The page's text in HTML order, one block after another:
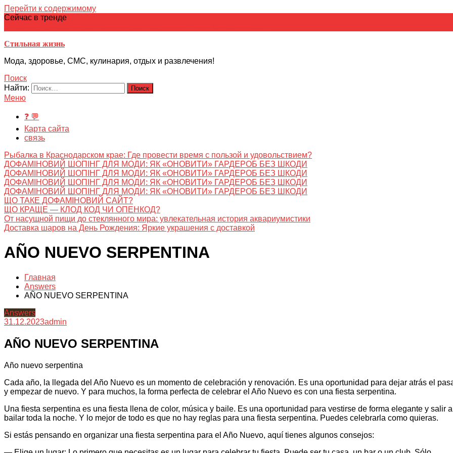
Перейти к содержимому
Сейчас в тренде
Стильная жизнь
Мода, здоровье, СМС, кулинария, отдых и развлечения!
Поиск
Найти:
Меню
❓ 💬
Карта сайта
связь
Рыбалка в Краснодарском крае: Где провести время с пользой и удовольствием?
ДОФАМІНОВИЙ ШОПІНГ ДЛЯ МОДИ: ЯК «ОНОВИТИ» ГАРДЕРОБ БЕЗ ШКОДИ
ДОФАМІНОВИЙ ШОПІНГ ДЛЯ МОДИ: ЯК «ОНОВИТИ» ГАРДЕРОБ БЕЗ ШКОДИ
ДОФАМІНОВИЙ ШОПІНГ ДЛЯ МОДИ: ЯК «ОНОВИТИ» ГАРДЕРОБ БЕЗ ШКОДИ
ДОФАМІНОВИЙ ШОПІНГ ДЛЯ МОДИ: ЯК «ОНОВИТИ» ГАРДЕРОБ БЕЗ ШКОДИ
ЩО ТАКЕ ДОФАМІНОВИЙ САЙТ?
ЩО КРАЩЕ — КЛОД КОД ЧИ ОПЕНКОД?
От насущной пищи до стеклянного мира: увлекательная история аквариумистики
Доставка шаров на День Рождения: Яркие украшения с доставкой
AÑO NUEVO SERPENTINA
Главная
Answers
AÑO NUEVO SERPENTINA
Answers
31.12.2023admin
AÑO NUEVO SERPENTINA
Año nuevo serpentina
Cada año, la llegada del Año Nuevo es un momento de celebración y renovación. Es una oportunidad para dejar atrás el
y empezar de nuevo. Y para muchos, la forma perfecta de celebrar el Año Nuevo es con una fiesta serpentina.
Una fiesta serpentina es una fiesta llena de color, música y baile. Es una oportunidad para vestirse de forma elegante y salir a
bailar toda la noche. Y lo mejor de todo es que no hay reglas para una fiesta serpentina. Puedes celebrarla como quieras.
Si estás pensando en organizar una fiesta serpentina para el Año Nuevo, aquí tienes algunos consejos: